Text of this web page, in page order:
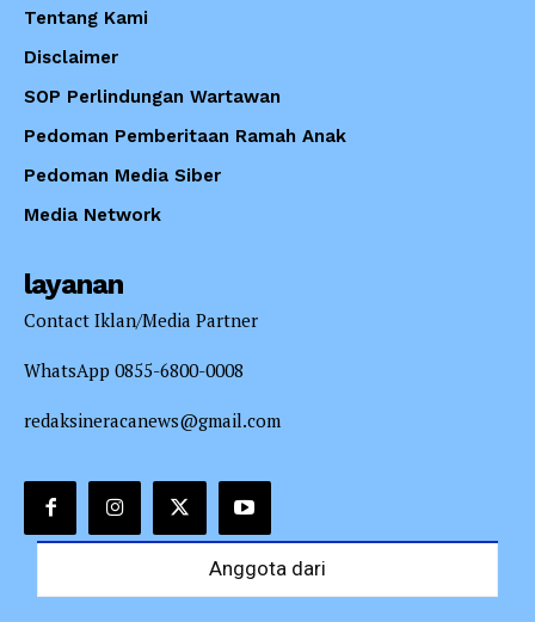
Tentang Kami
Disclaimer
SOP Perlindungan Wartawan
Pedoman Pemberitaan Ramah Anak
Pedoman Media Siber
Media Network
layanan
Contact Iklan/Media Partner
WhatsApp 0855-6800-0008
redaksineracanews@gmail.com
Anggota dari